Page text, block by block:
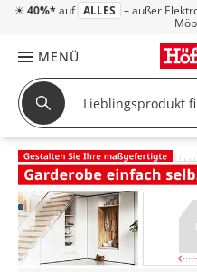
☀ 40%* auf ALLES – außer
MENÜ